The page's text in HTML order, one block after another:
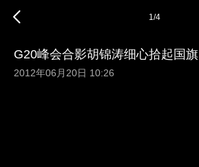
1/4
G20峰会合影胡锦涛细心拾起国旗
2012年06月20日 10:26